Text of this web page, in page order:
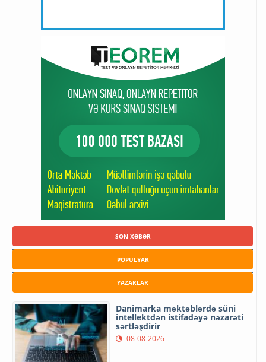
SON XƏBƏR
POPULYAR
YAZARLAR
Danimarka məktəblərdə süni
intellektdən istifadəyə nəzarəti
sərtləşdirir
08-08-2026